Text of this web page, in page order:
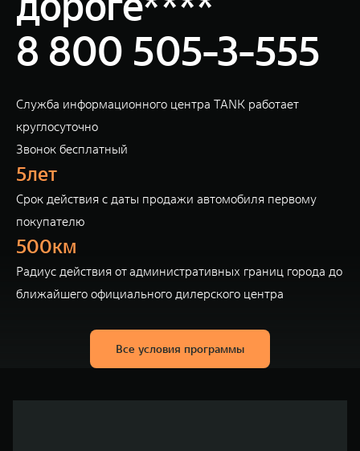
8 800 505-3-555
Служба информационного центра TANK работает
круглосуточно
Звонок бесплатный
5лет
Cрок действия с даты продажи автомобиля первому
покупателю
500км
Радиус действия от административных границ города до
ближайшего официального дилерского центра
Все условия программы